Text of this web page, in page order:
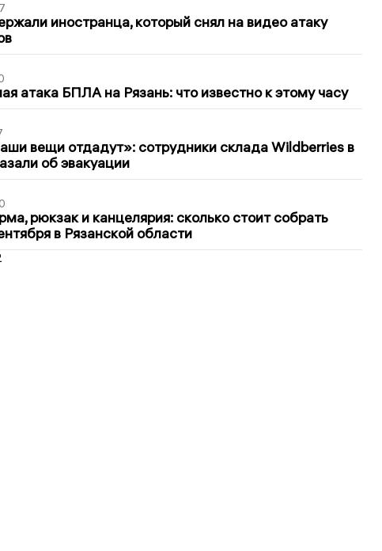
иностранца, который снял на видео атаку
атака БПЛА на Рязань: что известно к этому часу
вещи отдадут»: сотрудники склада Wildberries в
об эвакуации
рюкзак и канцелярия: сколько стоит собрать
в Рязанской области